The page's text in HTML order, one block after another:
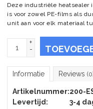
Deze industriële heatsealer
is voor zowel PE-films als
unit aan voor elk materiaal
+
-
Informatie Reviews
Artikelnummer:200-
Levertijd:
3-4